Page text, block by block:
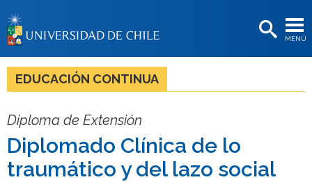
MENÚ
BIBLIOTECAS
LA UNIVERSIDAD
Estudiantes
Académicas/os
EDUCACIÓN CONTINUA
Diploma de Extensión
Diplomado Clínica de lo
traumático y del lazo social